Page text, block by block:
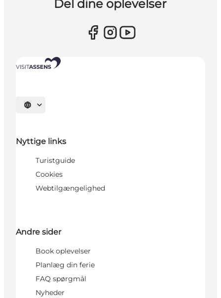
Del dine oplevelser
Vælg sprog
Nyttige links
Turistguide
Cookies
Webtilgængelighed
Andre sider
Book oplevelser
Planlæg din ferie
FAQ spørgmål
Nyheder